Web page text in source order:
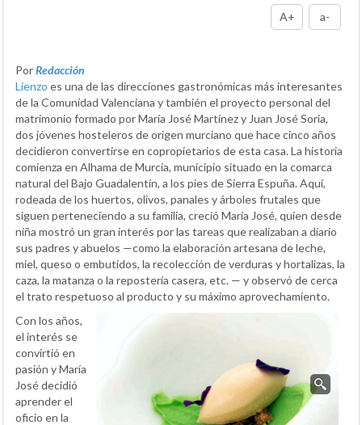
A+
a-
PorRedacción
Lienzo es una de las direcciones gastronómicas más interesantes
de la Comunidad Valenciana y también el proyecto personal del
matrimonio formado por María José Martínez y Juan José Soria,
dos jóvenes hosteleros de origen murciano que hace cinco años
decidieron convertirse en copropietarios de esta casa. La historia
comienza en Alhama de Murcia, municipio situado en la comarca
natural del Bajo Guadalentín, a los pies de Sierra Espuña. Aquí,
rodeada de los huertos, olivos, panales y árboles frutales que
siguen perteneciendo a su familia, creció María José, quien desde
niña mostró un gran interés por las tareas que realizaban a diario
sus padres y abuelos —como la elaboración artesana de leche,
miel, queso o embutidos, la recolección de verduras y hortalizas, la
caza, la matanza o la repostería casera, etc. — y observó de cerca
el trato respetuoso al producto y su máximo aprovechamiento.
Con los años,
el interés se
convirtió en
pasión y María
José decidió
aprender el
oficio en la